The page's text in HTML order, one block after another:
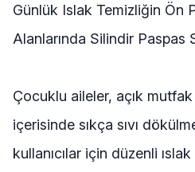
Günlük Islak Temizliğin Ön
Alanlarında Silindir Paspas
Çocuklu aileler, açık
içerisinde sıkça sıvı
kullanıcılar için düzenli